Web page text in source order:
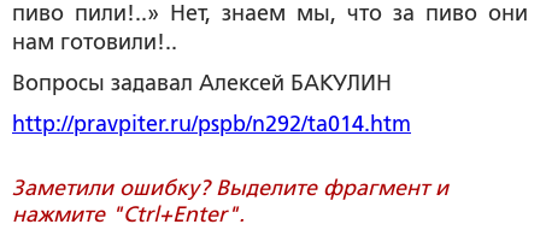
пиво пили!..» Нет, знаем мы, что за пиво они
нам готовили!..
Вопросы задавал Алексей БАКУЛИН
http://pravpiter.ru/pspb/n292/ta014.htm
Заметили ошибку? Выделите фрагмент и
нажмите "Ctrl+Enter".